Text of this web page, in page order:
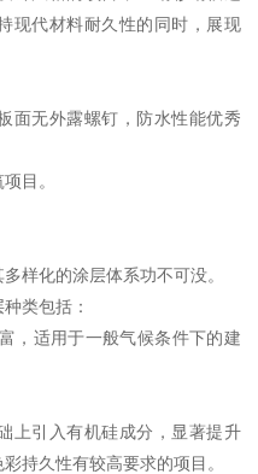
现代材料耐久性的同时，展现
面无外露螺钉，防水性能优秀
目。
样化的涂层体系功不可没。
类包括：
，适用于一般气候条件下的建
上引入有机硅成分，显著提升
持久性有较高要求的项目。